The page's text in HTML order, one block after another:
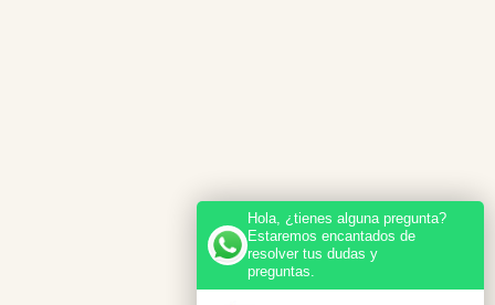
Hola, ¿tienes alguna pregunta?
Estaremos encantados de
resolver tus dudas y
preguntas.